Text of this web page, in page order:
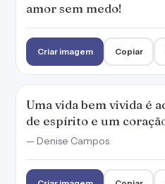
amor sem medo!
Criar imagem Copiar
Uma vida bem vivida é
de espírito e um
— Denise Campos